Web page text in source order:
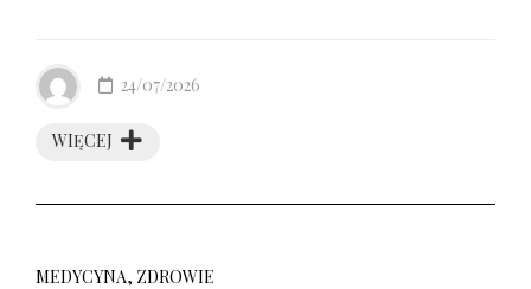
WIĘCEJ
24/07/2026
MEDYCYNA, ZDROWIE